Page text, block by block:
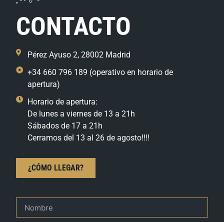
CONTACTO
Pérez Ayuso 2, 28002 Madrid
+34 660 796 189 (operativo en horario de
apertura)
Horario de apertura:
De lunes a viernes de 13 a 21h
Sábados de 17 a 21h
Cerramos del 13 al 26 de agosto!!!!
¿CÓMO LLEGAR?